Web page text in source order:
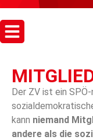
Der ZV ist ein
kann niemand
andere als die